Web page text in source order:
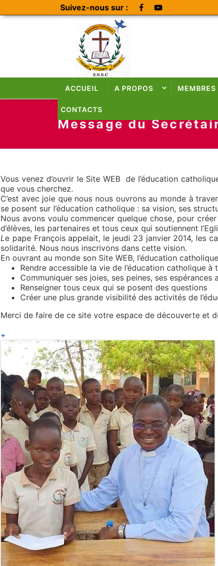
Suivez-nous sur :
ACCUEIL A PROPOS MEMBRES
CONTACTS
Message du
Vous venez d’ouvrir le Site WEB de l’éducation
que vous cherchez.
C’est avec joie que nous nous ouvrons au monde à
se posent sur l’éducation catholique : sa vision, ses
Nous avons voulu commencer quelque chose, pour
d’élèves, les partenaires et tous ceux qui soutiennent
Le pape François appelait, le jeudi 23 janvier 2014, les
solidarité. Nous nous inscrivons dans cette vision.
En ouvrant au monde son Site WEB, l’éducation
Rendre accessible la vie de l’éducation catholique à
Communiquer ses joies, ses peines, ses espérances
Renseigner tous ceux qui se posent des questions
Créer une plus grande visibilité des activités de
Merci de faire de ce site votre espace de découverte et
+